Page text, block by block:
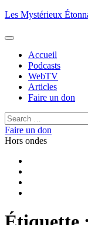
Aller
contenu
Les Mystérieux
Accueil
Podcasts
WebTV
Articles
Faire un don
Rechercher :
Faire un don
Hors ondes